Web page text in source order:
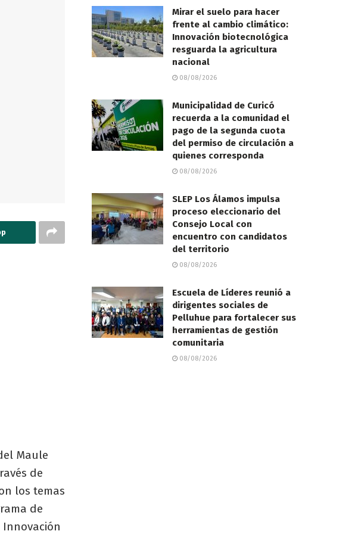
Maule
de
los temas
de
Mirar el suelo para hacer
frente al cambio climático:
Innovación biotecnológica
resguarda la agricultura
nacional
08/08/2026
Municipalidad de Curicó
recuerda a la comunidad el
pago de la segunda cuota
del permiso de circulación a
quienes corresponda
08/08/2026
SLEP Los Álamos impulsa
proceso eleccionario del
Consejo Local con
encuentro con candidatos
del territorio
08/08/2026
Escuela de Líderes reunió a
dirigentes sociales de
Pelluhue para fortalecer sus
herramientas de gestión
comunitaria
08/08/2026